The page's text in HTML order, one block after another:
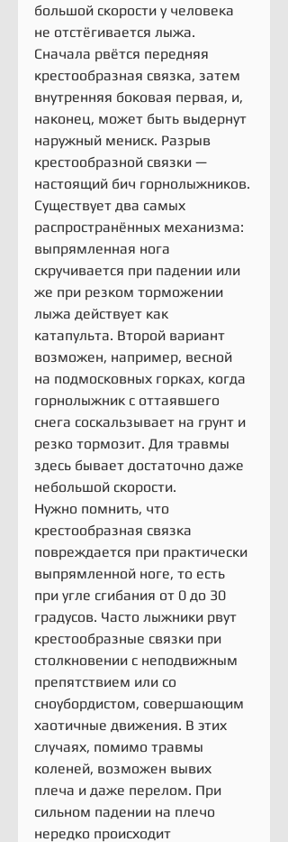
большой скорости у человека
не отстёгивается лыжа.
Сначала рвётся передняя
крестообразная связка, затем
внутренняя боковая первая, и,
наконец, может быть выдернут
наружный мениск. Разрыв
крестообразной связки —
настоящий бич горнолыжников.
Существует два самых
распространённых механизма:
выпрямленная нога
скручивается при падении или
же при резком торможении
лыжа действует как
катапульта. Второй вариант
возможен, например, весной
на подмосковных горках, когда
горнолыжник с оттаявшего
снега соскальзывает на грунт и
резко тормозит. Для травмы
здесь бывает достаточно даже
небольшой скорости.
Нужно помнить, что
крестообразная связка
повреждается при практически
выпрямленной ноге, то есть
при угле сгибания от 0 до 30
градусов. Часто лыжники рвут
крестообразные связки при
столкновении с неподвижным
препятствием или со
сноубордистом, совершающим
хаотичные движения. В этих
случаях, помимо травмы
коленей, возможен вывих
плеча и даже перелом. При
сильном падении на плечо
нередко происходит